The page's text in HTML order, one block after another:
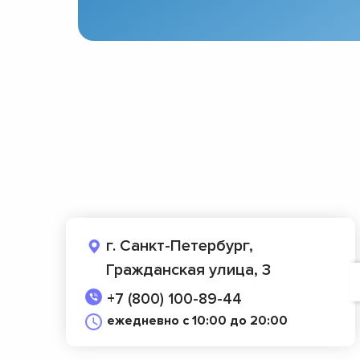
г. Санкт-Петербург,
Гражданская улица, 3
+7 (800) 100-89-44
ежедневно с 10:00 до 20:00